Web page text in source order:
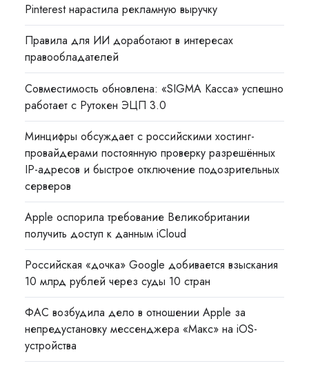
Pinterest нарастила рекламную выручку
Правила для ИИ доработают в интересах
правообладателей
Совместимость обновлена: «SIGMA Касса» успешно
работает с Рутокен ЭЦП 3.0
Минцифры обсуждает с российскими хостинг-
провайдерами постоянную проверку разрешённых
IP-адресов и быстрое отключение подозрительных
серверов
Apple оспорила требование Великобритании
получить доступ к данным iCloud
Российская «дочка» Google добивается взыскания
10 млрд рублей через суды 10 стран
ФАС возбудила дело в отношении Apple за
непредустановку мессенджера «Макс» на iOS-
устройства